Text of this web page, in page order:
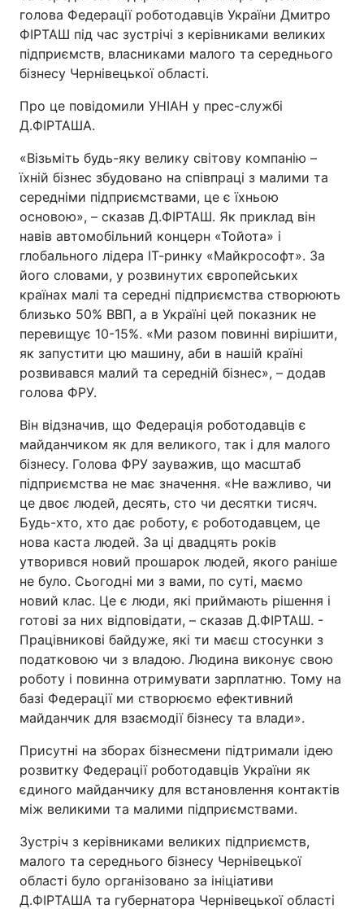
голова Федерації роботодавців України Дмитро
ФІРТАШ під час зустрічі з керівниками великих
підприємств, власниками малого та середнього
бізнесу Чернівецької області.
Про це повідомили УНІАН у прес-службі
Д.ФІРТАША.
«Візьміть будь-яку велику світову компанію –
їхній бізнес збудовано на співпраці з малими та
середніми підприємствами, це є їхньою
основою», – сказав Д.ФІРТАШ. Як приклад він
навів автомобільний концерн «Тойота» і
глобального лідера ІТ-ринку «Майкрософт». За
його словами, у розвинутих європейських
країнах малі та середні підприємства створюють
близько 50% ВВП, а в Україні цей показник не
перевищує 10-15%. «Ми разом повинні вирішити,
як запустити цю машину, аби в нашій країні
розвивався малий та середній бізнес», – додав
голова ФРУ.
Він відзначив, що Федерація роботодавців є
майданчиком як для великого, так і для малого
бізнесу. Голова ФРУ зауважив, що масштаб
підприємства не має значення. «Не важливо, чи
це двоє людей, десять, сто чи десятки тисяч.
Будь-хто, хто дає роботу, є роботодавцем, це
нова каста людей. За ці двадцять років
утворився новий прошарок людей, якого раніше
не було. Сьогодні ми з вами, по суті, маємо
новий клас. Це є люди, які приймають рішення і
готові за них відповідати, – сказав Д.ФІРТАШ. -
Працівникові байдуже, які ти маєш стосунки з
податковою чи з владою. Людина виконує свою
роботу і повинна отримувати зарплатню. Тому на
базі Федерації ми створюємо ефективний
майданчик для взаємодії бізнесу та влади».
Присутні на зборах бізнесмени підтримали ідею
розвитку Федерації роботодавців України як
єдиного майданчику для встановлення контактів
між великими та малими підприємствами.
Зустріч з керівниками великих підприємств,
малого та середнього бізнесу Чернівецької
області було організовано за ініціативи
Д.ФІРТАША та губернатора Чернівецької області